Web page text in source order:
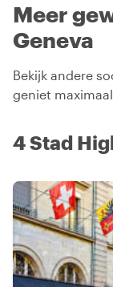
Meer
Geneva
Bekijk andere
geniet
4 Stad